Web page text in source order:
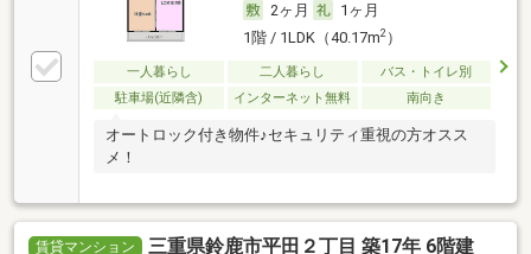
2ヶ月
1ヶ月
1階 / 1LDK（40.17m2）
一人暮らし 二人暮らし
バス・トイレ別
駐車場(近隣含)
インターネット無料 南向き
オートロック付き物件♪セキュリティ重視の方オスス
メ！
賃貸マンション 三重県鈴鹿市平田２丁目 築17年 6階建